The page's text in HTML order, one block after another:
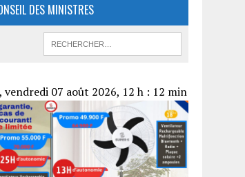
DES MINISTRES
vendredi 07 août 2026, 12 h : 12 min